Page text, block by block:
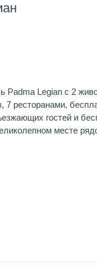
Padma Legian с 2
7 ресторанами,
гостей и
месте